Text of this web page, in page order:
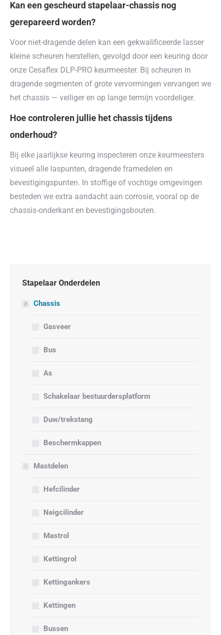
Kan een gescheurd stapelaar-chassis nog
gerepareerd worden?
Voor niet-dragende delen kan een gekwalificeerde lasser
kleine scheuren herstellen, gevolgd door een keuring door
onze Cesaflex DLP-PRO keurmeester. Bij scheuren in
dragende segmenten of grote vervormingen vervangen we
het chassis — veiliger en op lange termijn voordeliger.
Hoe controleren jullie het chassis tijdens
onderhoud?
Bij elke jaarlijkse keuring inspecteren onze keurmeesters
visueel alle laspunten, dragende framedelen en
bevestigingspunten. In stoffige of vochtige omgevingen
besteden we extra aandacht aan corrosie, vooral op de
chassis-onderkant en bevestigingsbouten.
Stapelaar Onderdelen
Chassis
Gasveer
Bus
As
Schakelaar bestuurdersplatform
Duw/trekstang
Beschermkappen
Mastdelen
Hefcilinder
Neigcilinder
Mastrol
Kettingrol
Kettingankers
Kettingen
Bussen